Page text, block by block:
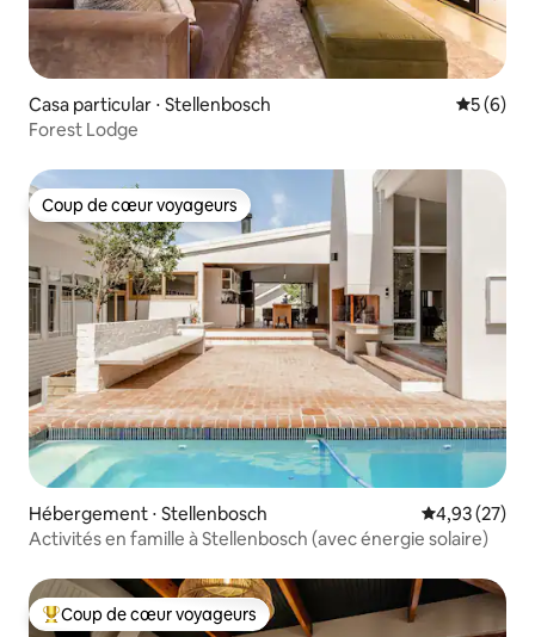
Casa particular ⋅ Stellenbosch
5 (6)
Forest Lodge
Coup de cœur voyageurs
Coup de cœur voyageurs
Hébergement ⋅ Stellenbosch Évaluation
4,93 (27)
Activités en famille à Stellenbosch (avec énergie solaire)
Coups de cœur voyageurs les plus appréciés
Coup de cœur voyageurs